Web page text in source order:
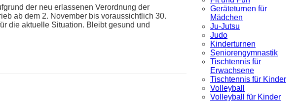
der neu erlassenen Verordnung der
ab dem 2. November bis voraussichtlich 30.
die aktuelle Situation. Bleibt gesund und
Geräteturnen für
Mädchen
Ju-Jutsu
Judo
Kinderturnen
Seniorengymnastik
Tischtennis für
Erwachsene
Tischtennis für Kinder
Volleyball
Volleyball für Kinder